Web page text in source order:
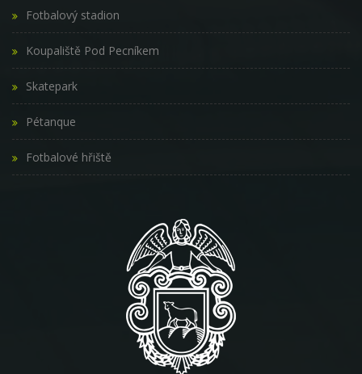
Fotbalový stadion
Koupaliště Pod Pecníkem
Skatepark
Pétanque
Fotbalové hřiště